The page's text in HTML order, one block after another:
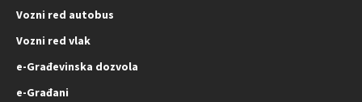
Vozni red autobus
Vozni red vlak
e-Građevinska dozvola
e-Građani